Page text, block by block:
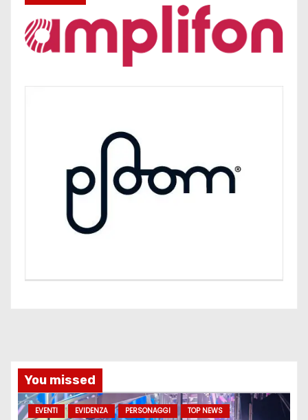
You missed
EVENTI EVIDENZA PERSONAGGI TOP NEWS